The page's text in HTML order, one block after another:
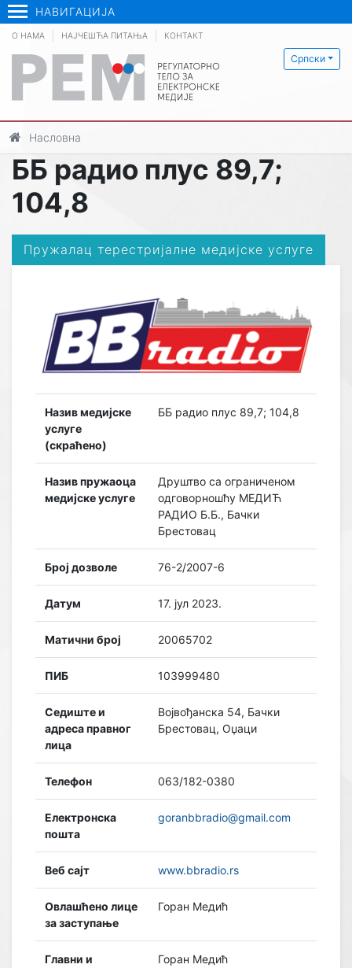
НАВИГАЦИЈА
Српски
О НАМА НАЈЧЕШЋА ПИТАЊА КОНТАКТ
Насловна
ББ радио плус 89,7;
104,8
Пружалац терестријалне медијске услуге
Назив медијске
услуге
(скраћено)
ББ радио плус 89,7; 104,8
Назив пружаоца
медијске услуге
Друштво са ограниченом
одговорношћу МЕДИЋ
РАДИО Б.Б., Бачки
Брестовац
Број дозволе 76-2/2007-6
Датум 17. јул 2023.
Матични број 20065702
ПИБ 103999480
Седиште и
адреса правног
лица
Војвођанска 54, Бачки
Брестовац, Оџаци
Телефон 063/182-0380
Електронска
пошта
goranbbradio@gmail.com
Веб сајт www.bbradio.rs
Овлашћено лице
за заступање
Горан Медић
Главни и
Горан Медић